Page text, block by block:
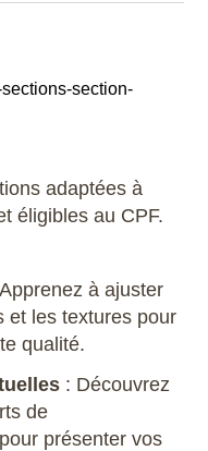
section-
adaptées à
éligibles au CPF.
à ajuster
et les textures pour
qualité.
: Découvrez
de
présenter vos